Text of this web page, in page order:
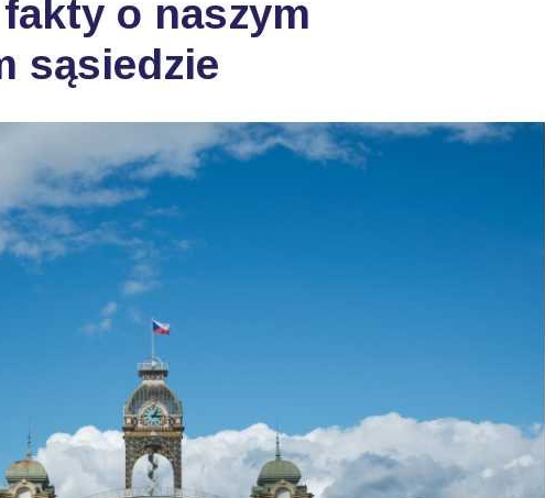
o naszym
sąsiedzie